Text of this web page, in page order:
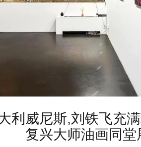
利威尼斯,刘铁飞充
复兴大师油画同堂